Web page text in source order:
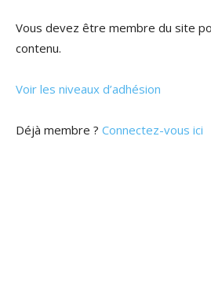
Vous devez être membre du site
contenu.
Voir les niveaux d’adhésion
Déjà membre ? Connectez-vous ici